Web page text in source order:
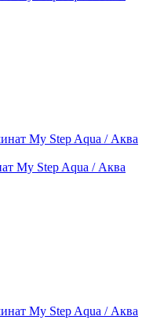
My Step Aqua / Аква